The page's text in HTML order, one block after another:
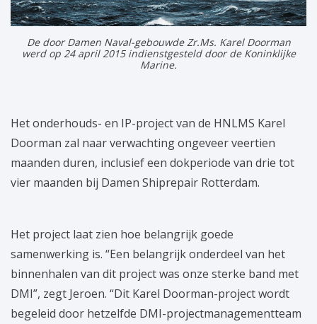
De door Damen Naval-gebouwde Zr.Ms. Karel Doorman
werd op 24 april 2015 indienstgesteld door de Koninklijke
Marine.
Het onderhouds- en IP-project van de HNLMS Karel
Doorman zal naar verwachting ongeveer veertien
maanden duren, inclusief een dokperiode van drie tot
vier maanden bij Damen Shiprepair Rotterdam.
Het project laat zien hoe belangrijk goede
samenwerking is. “Een belangrijk onderdeel van het
binnenhalen van dit project was onze sterke band met
DMI”, zegt Jeroen. “Dit Karel Doorman-project wordt
begeleid door hetzelfde DMI-projectmanagementteam